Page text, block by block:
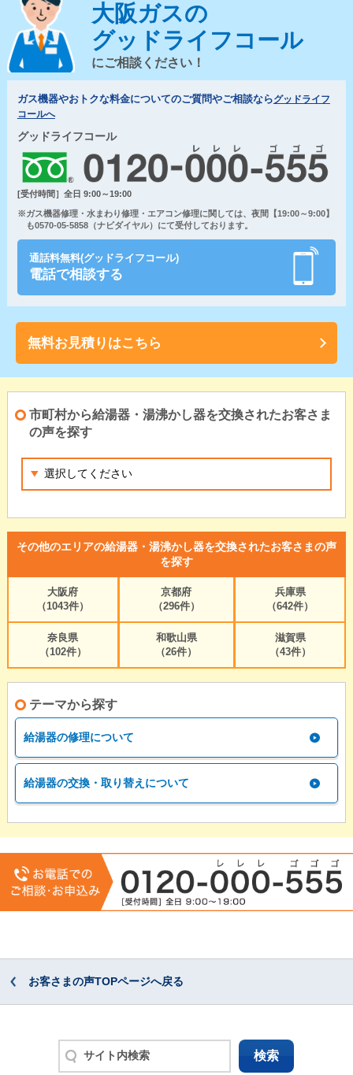
大阪ガスの
グッドライフコール
にご相談ください！
ガス機器やおトクな料金についてのご質問やご相談ならグッドライフ
コールへ
グッドライフコール
[受付時間］全日 9:00～19:00
※ガス機器修理・水まわり修理・エアコン修理に関しては、夜間【19:00～9:00】
も0570-05-5858（ナビダイヤル）にて受付しております。
通話料無料(グッドライフコール)
電話で相談する
無料お見積りはこちら
市町村から給湯器・湯沸かし器を交換されたお客さま
の声を探す
その他のエリアの給湯器・湯沸かし器を交換されたお客さまの声
を探す
大阪府
（1043件）
京都府
（296件）
兵庫県
（642件）
奈良県
（102件）
和歌山県
（26件）
滋賀県
（43件）
テーマから探す
給湯器の修理について
給湯器の交換・取り替えについて
お客さまの声TOPページへ戻る